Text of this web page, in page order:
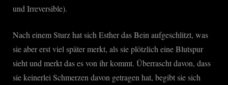
und Irreversible).
Nach einem Sturz hat sich Esther das Bein aufgeschlitzt, was
sie aber erst viel später merkt, als sie plötzlich eine Blutspur
sieht und merkt das es von ihr kommt. Überrascht davon, dass
sie keinerlei Schmerzen davon getragen hat, begibt sie sich